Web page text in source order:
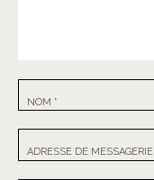
NOM *
ADRESSE DE MESSAGERIE